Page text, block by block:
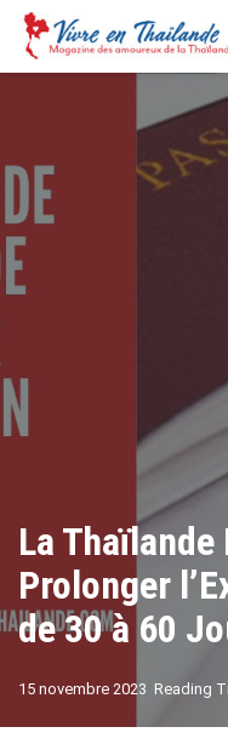
La Thaïlande
Prolonger
de 30 à 60
15 novembre 2023 Reading